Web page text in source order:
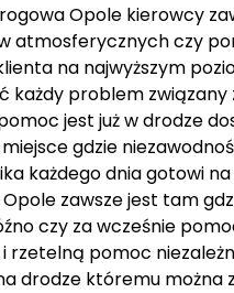
Opole kierowcy
atmosferycznych czy
na najwyższym
każdy problem
jest już w drodze
gdzie
każdego dnia gotowi
zawsze jest tam
czy za wcześnie
rzetelną pomoc
drodze któremu można